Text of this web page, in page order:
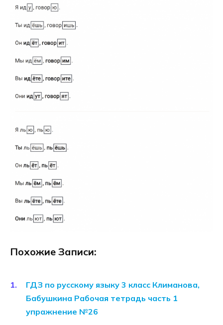
Похожие Записи:
ГДЗ по русскому языку 3 класс Климанова,
Бабушкина Рабочая тетрадь часть 1
упражнение №26